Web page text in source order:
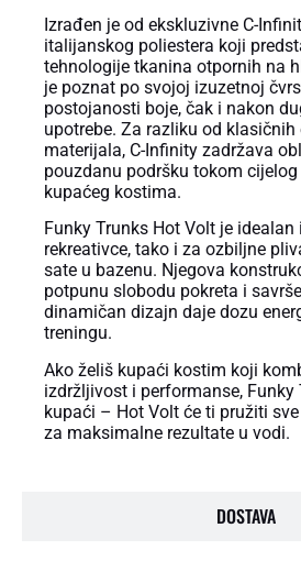
DOSTAVA
Izrađen je od ekskluzivne C-
italijanskog poliestera koji
tehnologije tkanina otpornih na
je poznat po svojoj izuzetnoj
postojanosti boje, čak i nakon
upotrebe. Za razliku od klasičnih
materijala, C-Infinity zadržava
pouzdanu podršku tokom
kupaćeg kostima.
Funky Trunks Hot Volt je idealan
rekreativce, tako i za ozbiljne
sate u bazenu. Njegova
potpunu slobodu pokreta i
dinamičan dizajn daje dozu
treningu.
Ako želiš kupaći kostim koji
izdržljivost i performanse, Funky
kupaći – Hot Volt će ti pružiti
za maksimalne rezultate u vodi.